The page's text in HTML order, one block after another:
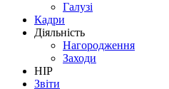
Галузі
Кадри
Діяльність
Нагородження
Заходи
НІР
Звіти